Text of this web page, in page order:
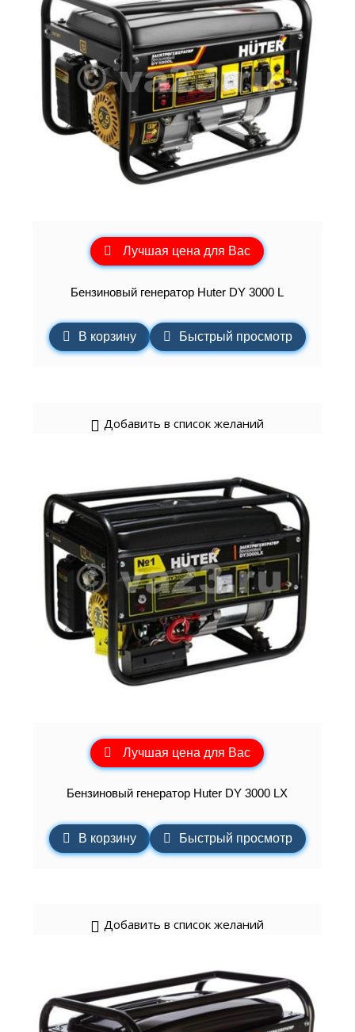
Лучшая цена для Вас
Бензиновый генератор Huter DY 3000 L
В корзину Быстрый просмотр
Добавить в список желаний
Лучшая цена для Вас
Бензиновый генератор Huter DY 3000 LX
В корзину Быстрый просмотр
Добавить в список желаний